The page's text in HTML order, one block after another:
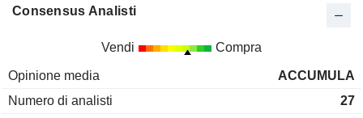
Consensus Analisti
Vendi Compra
Opinione media
ACCUMULA
Numero di analisti
27